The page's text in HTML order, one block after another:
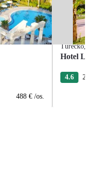
488 € /os.
Turecko,
Hotel
4.6